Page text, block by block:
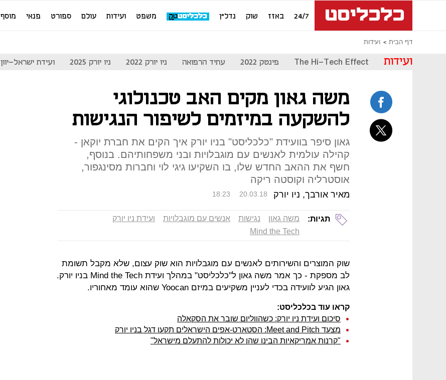
24/7 באזז שוק נדל"ן משפט ועידות עולם ספורט פנאי מוסף
דף הבית ועידות
ועידות The Hi-Tech Effect פינטק 2022 עתיד הרפואה ניו יורק 2022 ניו יורק 2025 ועידת ישראל-יוון
משה גאון מקים האב טכנולוגי
להשקעה במיזמים לשיפור הנגישות
גאון סיפר בוועידת "כלכליסט" בניו יורק איך הקים את חברת יוקאן -
קהילה עולמית לאנשים עם מוגבלויות ובני משפחותיהם. בנוסף,
חשף את ההאב החדש שלו, בו השקיעו גיגי לוי וחברות מסינגפור,
אוסטרליה וקוסטה ריקה
מאיר אורבך, ניו יורק 18:23 20.03.18
תגיות: משה גאון נגישות אנשים עם מוגבלויות
ועידת ניו יורק
Mind the Tech
שוק המוצרים והשירותים לאנשים עם מוגבלויות הוא שוק עצום, שלא מקבל תשומת
לב מספקת - כך אמר משה גאון ל"כלכליסט" במהלך ועידת Mind the Tech בניו יורק.
גאון הגיע לוועידה בכדי לעניין משקיעים במיזם Yoocan שהוא עומד מאחוריו.
קראו עוד בכלכליסט:
סיכום ועידת ניו יורק: כשהווליום שובר את הסקאלה
מצעד Meet and Pitch: הסטארט-אפים הישראלים תקעו דגל בניו יורק
"קרנות אמריקאיות הבינו שהן לא יכולות להתעלם מישראל"